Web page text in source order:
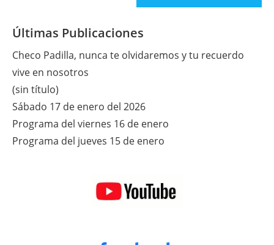
Últimas Publicaciones
Checo Padilla, nunca te olvidaremos y tu recuerdo
vive en nosotros
(sin título)
Sábado 17 de enero del 2026
Programa del viernes 16 de enero
Programa del jueves 15 de enero